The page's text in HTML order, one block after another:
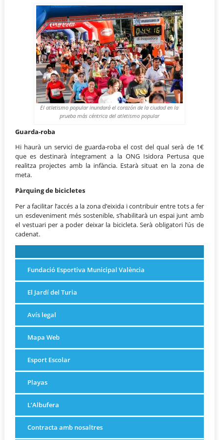
El atletismo popular inundará el corazón de la ciudad en la
prueba más céntrica del atletismo popular
Guarda-roba
Hi haurà un servici de guarda-roba el cost del qual serà de 1€
que es destinarà íntegrament a la ONG Isidora Pertusa que
realitza projectes amb la infància. Estarà situat en la zona de
meta.
Pàrquing de bicicletes
Per a facilitar l’accés a la zona d’eixida i contribuir entre tots a fer
un esdeveniment més sostenible, s’habilitarà un espai junt amb
el vestuari per a poder deixar la bicicleta. Serà obligatori l’ús de
cadenat.
Fundació Esportiva Municipal València
El Jardí del Turia
Avís legal
Mapa Web
Esport Escolar
Playas
L’Albufera
Contracta amb nosaltres